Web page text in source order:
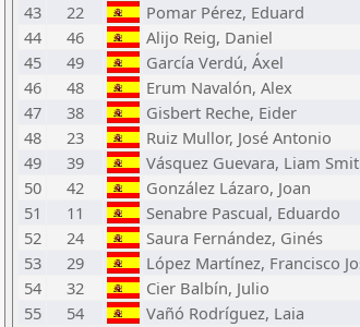
43
22 Pomar Pérez, Eduard
44
46 Alijo Reig, Daniel
45
49 García Verdú, Áxel
46
48 Erum Navalón, Alex
47
38 Gisbert Reche, Eider
48
23 Ruiz Mullor, José Antonio
49
39 Vásquez Guevara, Liam
50
42 González Lázaro, Joan
51
11 Senabre Pascual, Eduardo
52
24 Saura Fernández, Ginés
53
29 López Martínez, Francisco
54
32 Cier Balbín, Julio
55
54 Vañó Rodríguez, Laia